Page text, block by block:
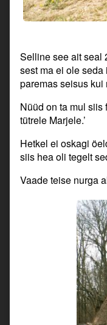
Selline see ait seal
sest ma ei ole
paremas seisus
Nüüd on ta mul
tütrele Marjele.’
Hetkel ei oskagi
siis hea oli tegelt
Vaade teise nurga